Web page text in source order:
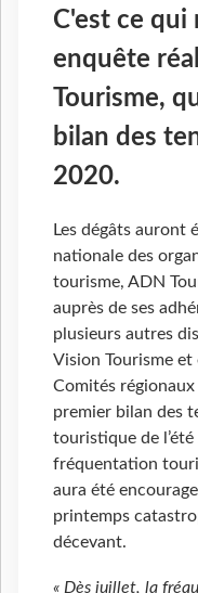
C'est ce qui
enquête
Tourisme,
bilan des
2020.
Les dégâts auront
nationale des
tourisme, ADN
auprès de ses
plusieurs autres
Vision Tourisme
Comités
premier bilan des
touristique de
fréquentation
aura été
printemps
décevant.
« Dès juillet, la